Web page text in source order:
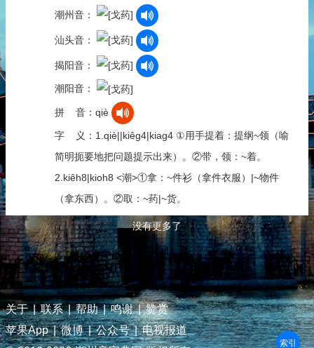
潮州音：
汕头音：
揭阳音：
潮阳音：
拼 音：qiè
字 义：1.qiè||kiêg4|kiag4 ①用手提着：提纲~领（喻
简明扼要地把问题提示出来）。②带，领：~着。
2.kiêh8|kioh8 <潮>①拿：~件衫（拿件衣服）|~物件
（拿东西）。②取：~药|~货。
没有更多了
关于 | 联系 | 帮助 | 鸣谢 | 赞赏
苹果App | 微博 | 公众号 | 电视报道
部首
笔划
拼音
潮拼